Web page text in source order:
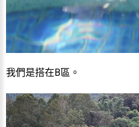
我們是搭在B區。